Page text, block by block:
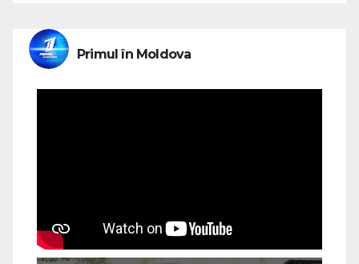
Primul în Moldova